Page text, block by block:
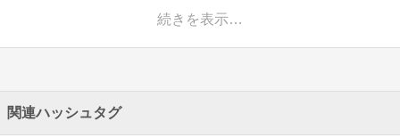
続きを表示…
関連ハッシュタグ